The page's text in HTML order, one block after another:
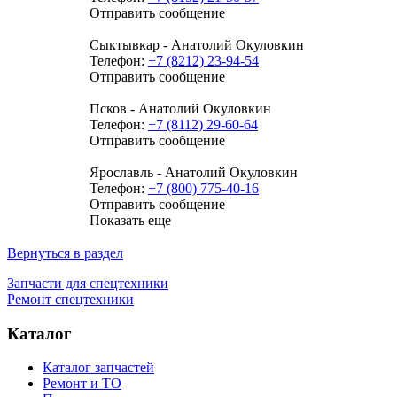
Отправить сообщение
Сыктывкар - Анатолий Окуловкин
Телефон: +7 (8212) 23-94-54
Отправить сообщение
Псков - Анатолий Окуловкин
Телефон: +7 (8112) 29-60-64
Отправить сообщение
Ярославль - Анатолий Окуловкин
Телефон: +7 (800) 775-40-16
Отправить сообщение
Показать еще
Вернуться в раздел
Запчасти для спецтехники
Ремонт спецтехники
Каталог
Каталог запчастей
Ремонт и ТО